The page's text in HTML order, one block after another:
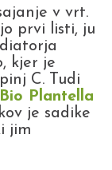
v vrt.
prvi listi, ju
kjer je
C. Tudi
Bio Plantella
je sadike
jim